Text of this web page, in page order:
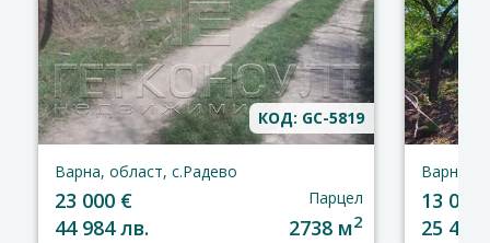
КОД: GC-5819
Варна, област, с.Радево
23 000 €
44 984 лв.
Парцел
2738 м2
Варна,
13 000
25 426